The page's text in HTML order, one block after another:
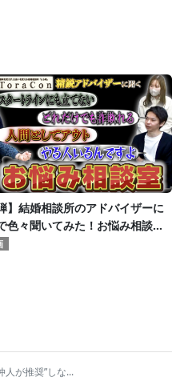
】結婚相談所のアドバイザーに
色々聞いてみた！お悩み相談室
人が推奨”しな...